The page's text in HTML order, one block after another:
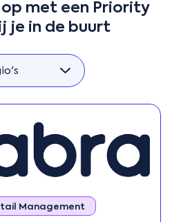
met een Priority
je in de buurt
Management